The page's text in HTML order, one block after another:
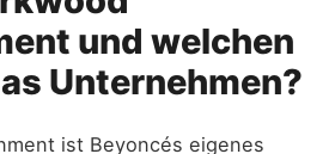
und welchen
Unternehmen?
ist Beyoncés eigenes